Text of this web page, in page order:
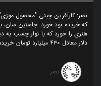
که خریده بود خورد. جاستین سان،
دلار معادل ۴۳۰ میلیارد تومان خریده بود.
نصر